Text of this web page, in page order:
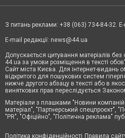
З питань реклами: +38 (063) 734-84-32.
E-mail редакції: news@44.ua
Допускається цитування матеріалів
44.ua за умови розміщення в тексті
Сайт міста Києва. Для інтернет-видань
відкритого для пошукових систем
нижче другого абзацу в тексті або в
виняткових прав переслідується
Матеріали з плашками "Новини
матеріал", "Партнерський спецпроєкт",
"PR", "Офіційно", "Політична реклама"
Політика конфіденційності Правила